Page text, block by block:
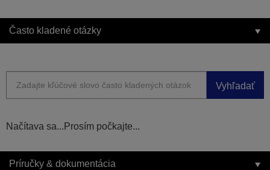
Často kladené otázky
Vyhľadať
Načítava sa...Prosím počkajte...
Príručky & dokumentácia